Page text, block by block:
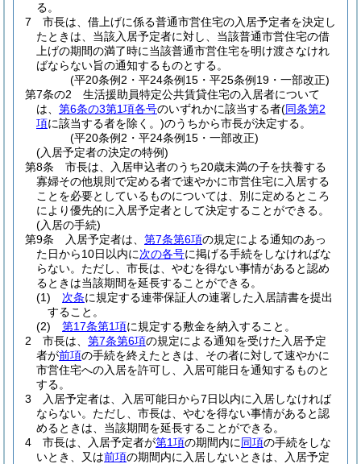
る。
7
市長は、借上げに係る普通市営住宅の入居予定者を決定し
たときは、当該入居予定者に対し、当該普通市営住宅の借
上げの期間の満了時に当該普通市営住宅を明け渡さなけれ
ばならない旨の通知するものとする。
(平20条例2・平24条例15・平25条例19・一部改正)
第7条の2
生活援助員特定公共賃貸住宅の入居者について
は、 第6条の3第1項各号のいずれかに該当する者(同条第2
項に該当する者を除く。)のうちから市長が決定する。
(平20条例2・平24条例15・一部改正)
(入居予定者の決定の特例)
第8条
市長は、入居申込者のうち20歳未満の子を扶養する
寡婦その他規則で定める者で速やかに市営住宅に入居する
ことを必要としているものについては、別に定めるところ
により優先的に入居予定者として決定することができる。
(入居の手続)
第9条
入居予定者は、 第7条第6項の規定による通知のあっ
た日から10日以内に次の各号に掲げる手続をしなければな
らない。 ただし、市長は、やむを得ない事情があると認め
るときは当該期間を延長することができる。
(1)
次条に規定する連帯保証人の連署した入居請書を提出
すること。
(2)
第17条第1項に規定する敷金を納入すること。
2
市長は、 第7条第6項の規定による通知を受けた入居予定
者が前項の手続を終えたときは、その者に対して速やかに
市営住宅への入居を許可し、入居可能日を通知するものと
する。
3
入居予定者は、入居可能日から7日以内に入居しなければ
ならない。 ただし、市長は、やむを得ない事情があると認
めるときは、当該期間を延長することができる。
4
市長は、入居予定者が第1項の期間内に同項の手続をしな
いとき、又は前項の期間内に入居しないときは、入居予定